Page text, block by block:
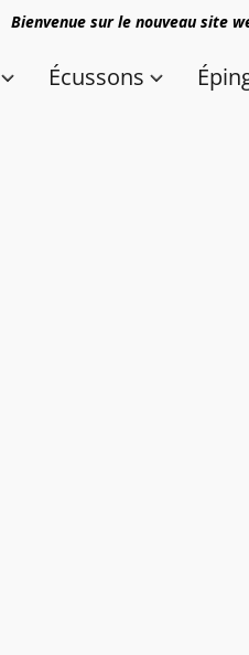
Bienvenue sur le nouveau site
Écussons